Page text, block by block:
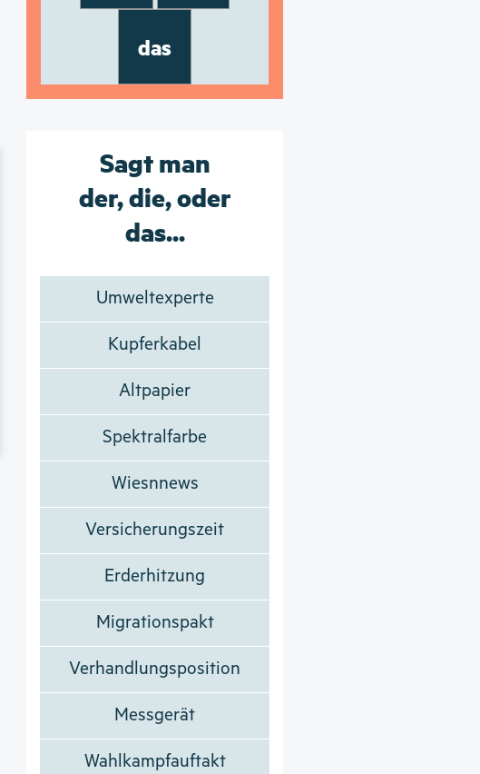
das
Sagt man
der, die, oder
das...
Umweltexperte
Kupferkabel
Altpapier
Spektralfarbe
Wiesnnews
Versicherungszeit
Erderhitzung
Migrationspakt
Verhandlungsposition
Messgerät
Wahlkampfauftakt